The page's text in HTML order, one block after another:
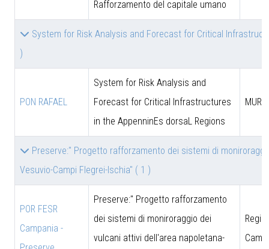
Rafforzamento del capitale umano
System for Risk Analysis and Forecast for Critical
)
PON RAFAEL
System for Risk Analysis and
Forecast for Critical Infrastructures
in the AppenninEs dorsaL Regions
MUR
Preserve:" Progetto rafforzamento dei sistemi di
Vesuvio-Campi Flegrei-Ischia" ( 1 )
POR FESR
Campania -
Preserve:" Progetto rafforzamento
dei sistemi di moniroraggio dei
vulcani attivi dell'area napoletana-